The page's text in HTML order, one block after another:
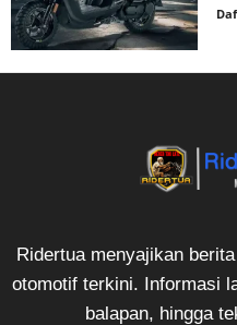
Ridertua menyajikan
otomotif terkini. Informasi
balapan, hingga